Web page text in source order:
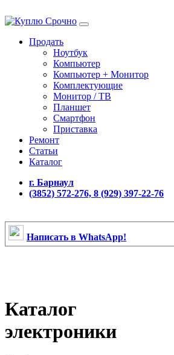
Продать
Ноутбук
Компьютер
Компьютер + Монитор
Комплектующие
Монитор / ТВ
Планшет
Смартфон
Приставка
Ремонт
Статьи
Каталог
г. Барнаул
(3852) 572-276, 8 (929) 397-22-76
Написать в WhatsApp!
Каталог
электроники